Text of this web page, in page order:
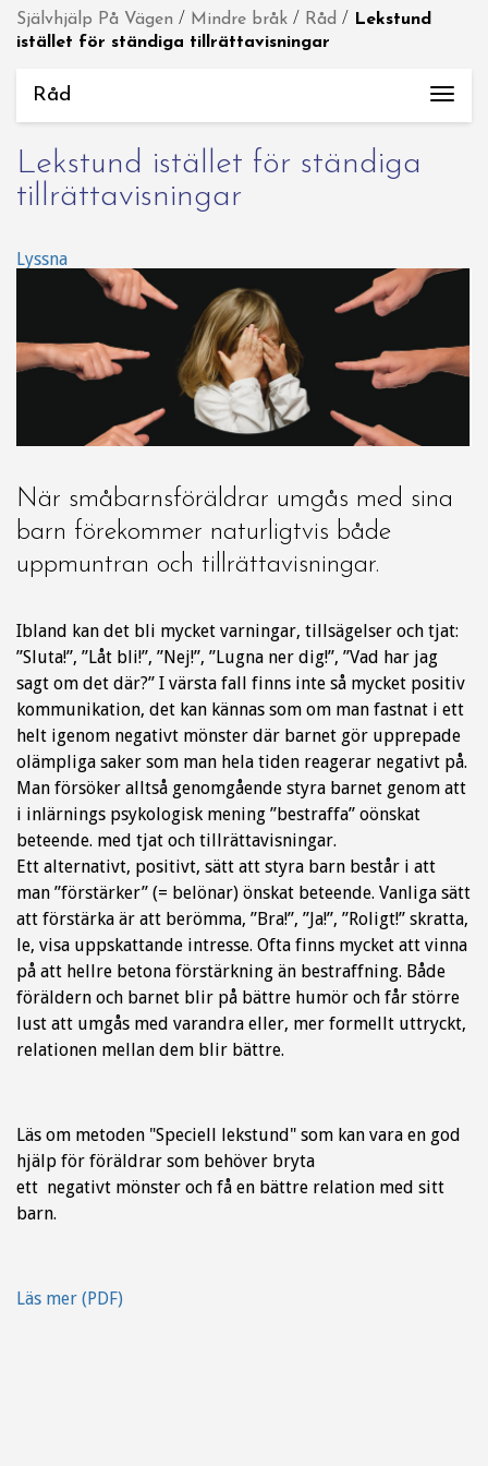
Självhjälp På Vägen / Mindre bråk / Råd / Lekstund
istället för ständiga tillrättavisningar
Råd
Lekstund istället för ständiga
tillrättavisningar
Lyssna
När småbarnsföräldrar umgås med sina
barn förekommer naturligtvis både
uppmuntran och tillrättavisningar.
Ibland kan det bli mycket varningar, tillsägelser och tjat:
”Sluta!”, ”Låt bli!”, ”Nej!”, ”Lugna ner dig!”, ”Vad har jag
sagt om det där?” I värsta fall finns inte så mycket positiv
kommunikation, det kan kännas som om man fastnat i ett
helt igenom negativt mönster där barnet gör upprepade
olämpliga saker som man hela tiden reagerar negativt på.
Man försöker alltså genomgående styra barnet genom att
i inlärnings psykologisk mening ”bestraffa” oönskat
beteende. med tjat och tillrättavisningar.
Ett alternativt, positivt, sätt att styra barn består i att
man ”förstärker” (= belönar) önskat beteende. Vanliga sätt
att förstärka är att berömma, ”Bra!”, ”Ja!”, ”Roligt!” skratta,
le, visa uppskattande intresse. Ofta finns mycket att vinna
på att hellre betona förstärkning än bestraffning. Både
föräldern och barnet blir på bättre humör och får större
lust att umgås med varandra eller, mer formellt uttryckt,
relationen mellan dem blir bättre.
Läs om metoden "Speciell lekstund" som kan vara en god
hjälp för föräldrar som behöver bryta
ett negativt mönster och få en bättre relation med sitt
barn.
Läs mer (PDF)